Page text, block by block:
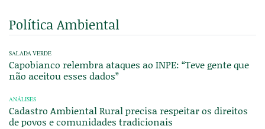
Política Ambiental
SALADA VERDE
Capobianco relembra ataques ao INPE: “Teve gente que
não aceitou esses dados”
ANÁLISES
Cadastro Ambiental Rural precisa respeitar os direitos
de povos e comunidades tradicionais